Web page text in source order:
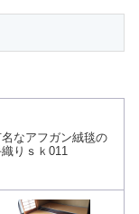
なアフガン絨毯の
りｓｋ011